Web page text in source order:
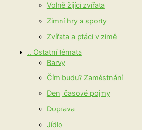
Volně žijící zvířata
Zimní hry a sporty
Zvířata a ptáci v zimě
.. Ostatní témata
Barvy
Čím budu? Zaměstnání
Den, časové pojmy
Doprava
Jídlo